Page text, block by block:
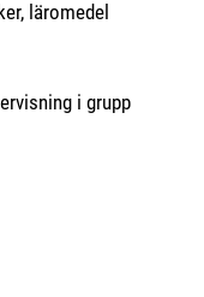
läromedel
i grupp